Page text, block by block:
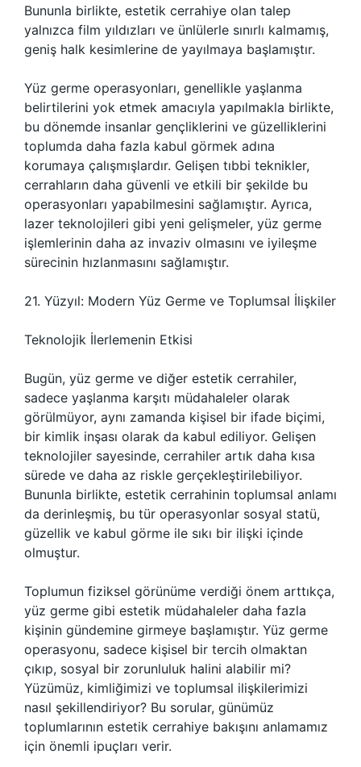
Bununla birlikte, estetik cerrahiye olan talep
yalnızca film yıldızları ve ünlülerle sınırlı kalmamış,
geniş halk kesimlerine de yayılmaya başlamıştır.
Yüz germe operasyonları, genellikle yaşlanma
belirtilerini yok etmek amacıyla yapılmakla birlikte,
bu dönemde insanlar gençliklerini ve güzelliklerini
toplumda daha fazla kabul görmek adına
korumaya çalışmışlardır. Gelişen tıbbi teknikler,
cerrahların daha güvenli ve etkili bir şekilde bu
operasyonları yapabilmesini sağlamıştır. Ayrıca,
lazer teknolojileri gibi yeni gelişmeler, yüz germe
işlemlerinin daha az invaziv olmasını ve iyileşme
sürecinin hızlanmasını sağlamıştır.
21. Yüzyıl: Modern Yüz Germe ve Toplumsal İlişkiler
Teknolojik İlerlemenin Etkisi
Bugün, yüz germe ve diğer estetik cerrahiler,
sadece yaşlanma karşıtı müdahaleler olarak
görülmüyor, aynı zamanda kişisel bir ifade biçimi,
bir kimlik inşası olarak da kabul ediliyor. Gelişen
teknolojiler sayesinde, cerrahiler artık daha kısa
sürede ve daha az riskle gerçekleştirilebiliyor.
Bununla birlikte, estetik cerrahinin toplumsal anlamı
da derinleşmiş, bu tür operasyonlar sosyal statü,
güzellik ve kabul görme ile sıkı bir ilişki içinde
olmuştur.
Toplumun fiziksel görünüme verdiği önem arttıkça,
yüz germe gibi estetik müdahaleler daha fazla
kişinin gündemine girmeye başlamıştır. Yüz germe
operasyonu, sadece kişisel bir tercih olmaktan
çıkıp, sosyal bir zorunluluk halini alabilir mi?
Yüzümüz, kimliğimizi ve toplumsal ilişkilerimizi
nasıl şekillendiriyor? Bu sorular, günümüz
toplumlarının estetik cerrahiye bakışını anlamamız
için önemli ipuçları verir.